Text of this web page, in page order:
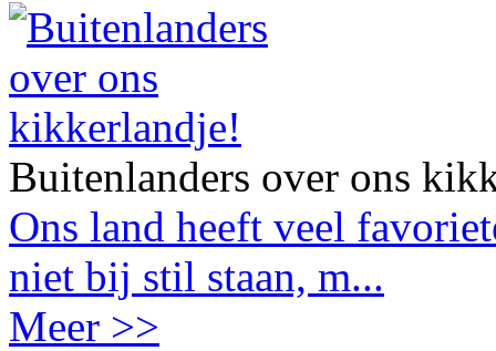
Buitenlanders over ons
Ons land heeft veel
niet bij stil staan, m...
Meer >>